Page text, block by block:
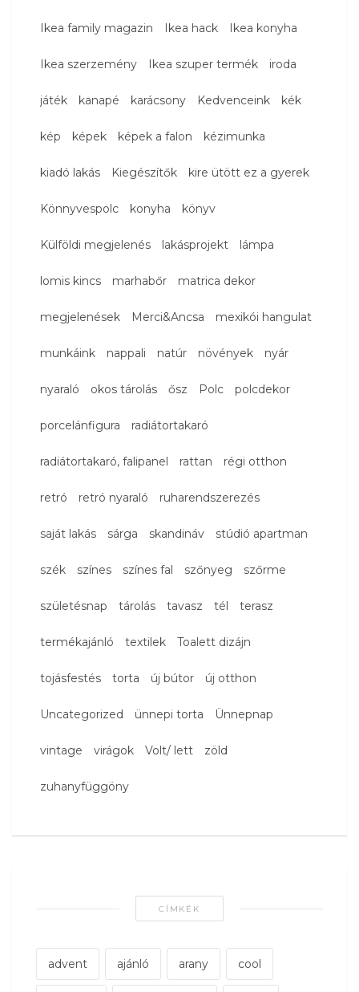
Ikea family magazin Ikea hack Ikea konyha
Ikea szerzemény Ikea szuper termék iroda
játék kanapé karácsony Kedvenceink kék
kép képek képek a falon kézimunka
kiadó lakás Kiegészítők kire ütött ez a gyerek
Könnyvespolc konyha könyv
Külföldi megjelenés lakásprojekt lámpa
lomis kincs marhabőr matrica dekor
megjelenések Merci&Ancsa mexikói hangulat
munkáink nappali natúr növények nyár
nyaraló okos tárolás ősz Polc polcdekor
porcelánfigura radiátortakaró
radiátortakaró, falipanel rattan régi otthon
retró retró nyaraló ruharendszerezés
saját lakás sárga skandináv stúdió apartman
szék színes színes fal szőnyeg szőrme
születésnap tárolás tavasz tél terasz
termékajánló textilek Toalett dizájn
tojásfestés torta új bútor új otthon
Uncategorized ünnepi torta Ünnepnap
vintage virágok Volt/ lett zöld
zuhanyfüggöny
CÍMKÉK
advent ajánló arany cool